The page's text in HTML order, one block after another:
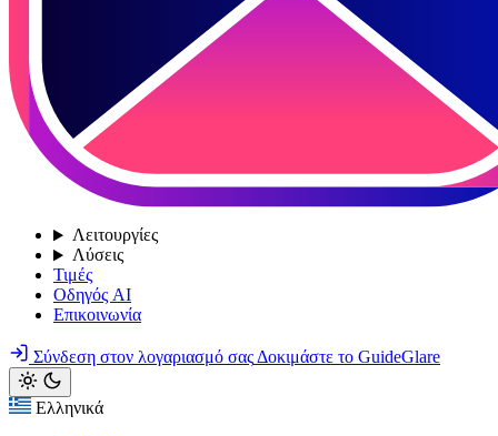
Λειτουργίες
Λύσεις
Τιμές
Οδηγός AI
Επικοινωνία
Σύνδεση στον λογαριασμό σαςΔοκιμάστε το GuideGlare
Ελληνικά